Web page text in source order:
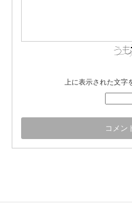
上に表示された文字